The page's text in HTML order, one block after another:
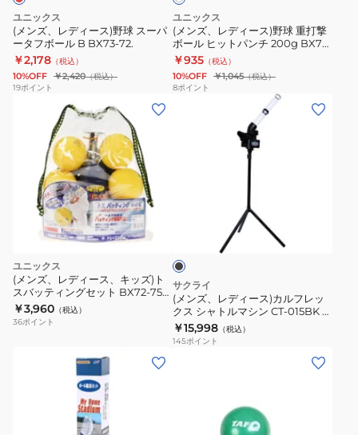
球
ス
ー
パ
ー
BX73-
ユニックス
(メンズ、レディース)野球 スーパ
ータフボール B BX73-72.
￥2,178 （税込）
10%OFF ￥2,420（税込）
19ポイント
球
重
打
撃
ボ
200g
BX77-
02.
ユニックス
(メンズ、レディース)野球 重打撃
ボール ヒットパンチ 200g BX77-
02.
￥935 （税込）
10%OFF ￥1,045（税込）
8ポイント
ユニックス
(メンズ、レディース、キッズ)ト
スバッティングセット BX72-75
自主練
￥3,960 （税込）
36ポイント
カ
ル
フ
レ
ッ
ブ
ラ
ッ
サクライ
(メンズ、レディース)カルフレッ
クス シャトルマシン CT-015BK 自
主練
￥15,998 （税込）
145ポイント